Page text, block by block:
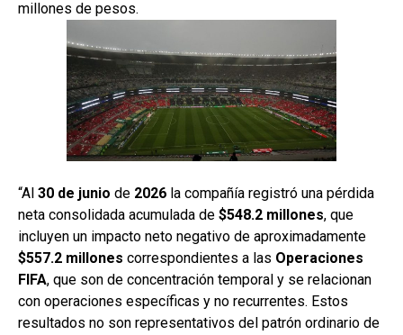
millones de pesos.
“Al 30 de junio de 2026 la compañía registró una pérdida
neta consolidada acumulada de $548.2 millones, que
incluyen un impacto neto negativo de aproximadamente
$557.2 millones correspondientes a las Operaciones
FIFA, que son de concentración temporal y se relacionan
con operaciones específicas y no recurrentes. Estos
resultados no son representativos del patrón ordinario de